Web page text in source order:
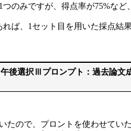
のみですが、得点率が75%など
れば、1セット目を用いた採点
後選択Ⅲプロンプト：過去論文
たので、プロントを使わせていた